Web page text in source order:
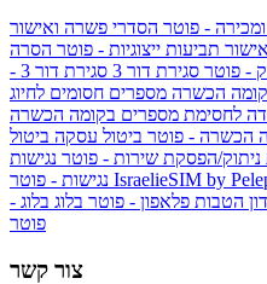
- פוטר הסדרי פשרה ואישור
תביעות ייצוגיות - פוטר הסרה
- פוטר סגירת דור 3
סגירת דור 3 -
הכשרה מספרים חסומים לחיוג
לחסימת מספרים בקומה הכשרה
הכשרה - פוטר ביטול עסקה ביטול
ניתוק/הפסקת שירות - פוטר נגישות
IsraelieSIM by
הטבות פלאפון - פוטר בלוג בלוג -
פוטר
צור קשר